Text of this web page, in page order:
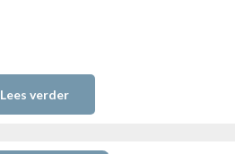
Lees verder